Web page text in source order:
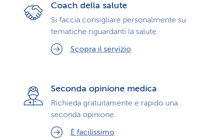
Coach della salute
Si faccia consigliare personalmente su
tematiche riguardanti la salute.
Scopra il servizio
Seconda opinione medica
Richieda gratuitamente e rapido una
seconda opinione.
È facilissimo